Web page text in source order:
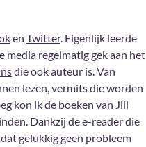
en Twitter. Eigenlijk leerde
media regelmatig gek aan het
die ook auteur is. Van
lezen, vermits die worden
kon ik de boeken van Jill
Dankzij de e-reader die
gelukkig geen probleem